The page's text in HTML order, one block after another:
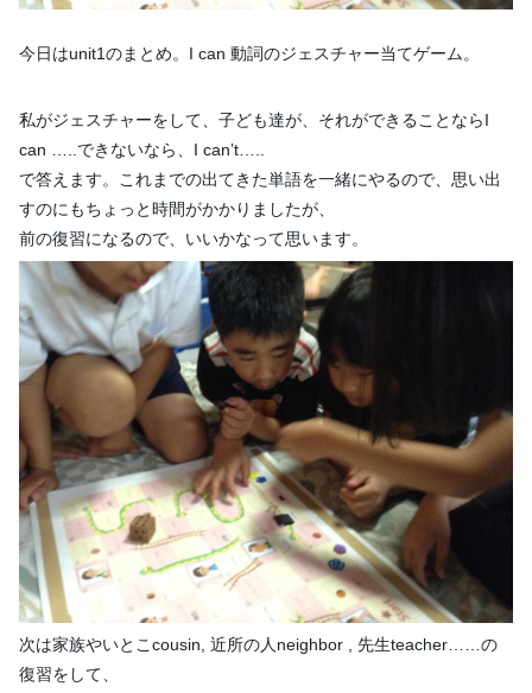
今日はunit1のまとめ。I can 動詞のジェスチャー当てゲーム。
私がジェスチャーをして、子ども達が、それができることならI
can …..できないなら、I can’t…..
で答えます。これまでの出てきた単語を一緒にやるので、思い出
すのにもちょっと時間がかかりましたが、
前の復習になるので、いいかなって思います。
次は家族やいとこcousin, 近所の人neighbor , 先生teacher……の
復習をして、